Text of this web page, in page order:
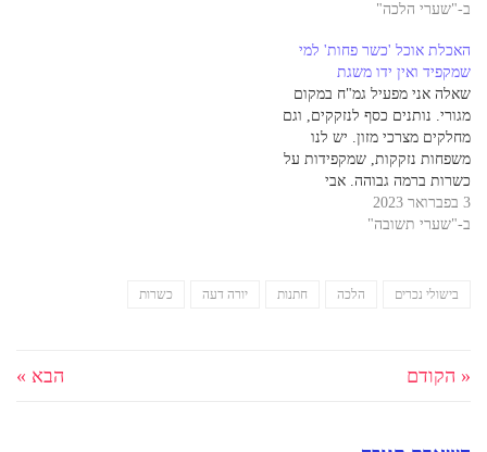
שהתערובת מכילה אבקת חלב.
התברר שהגוף שנתן את ההכשר
למוצר הוא גוף שמרבית
הכשרויות בארה"ב אינן…
ב-"שערי הלכה"
האכלת אוכל 'כשר פחות' למי
שמקפיד ואין ידו משגת
שאלה אני מפעיל גמ"ח במקום
מגורי. נותנים כסף לנזקקים, וגם
מחלקים מצרכי מזון. יש לנו
משפחות נזקקות, שמקפידות על
כשרות ברמה גבוהה. אבי
המשפחה, שמולו אנו פועלים,
מוכן לאכול רק אוכל בהכשר
רובין. עבור אבי המשפחה, מדובר
3 בפברואר 2023
ב-"שערי תשובה"
בישולי נכרים הלכה חתנות יורה דעה כשרות
« הקודם הבא »